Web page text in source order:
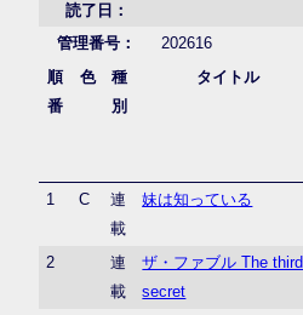
読了日：
管理番号：
202616
順
番
色
種
別
タイトル
1
C
連
載
妹は知っている
2
連
載
ザ・ファブル The third
secret